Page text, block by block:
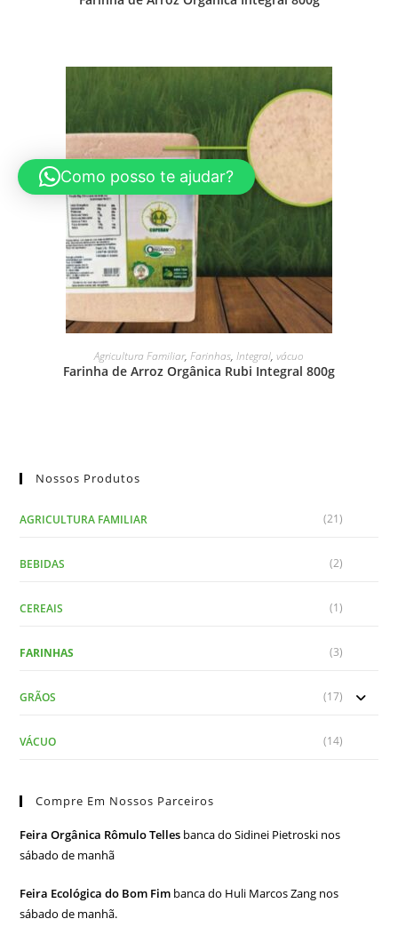
LEIA MAIS
Agricultura Familiar, Farinhas, Integral, vácuo
Farinha de Arroz Orgânica Rubi Integral 800g
Nossos Produtos
AGRICULTURA FAMILIAR (21)
BEBIDAS (2)
CEREAIS (1)
FARINHAS (3)
GRÃOS (17)
VÁCUO (14)
Compre Em Nossos Parceiros
Feira Orgânica Rômulo Telles banca do Sidinei Pietroski nos
sábado de manhã
Feira Ecológica do Bom Fim banca do Huli Marcos Zang nos
sábado de manhã.
Como posso te ajudar?